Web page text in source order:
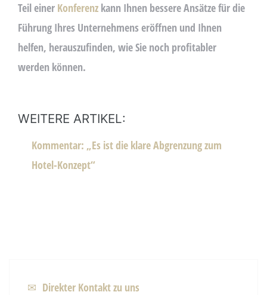
Teil einer Konferenz kann Ihnen bessere Ansätze für die
Führung Ihres Unternehmens eröffnen und Ihnen
helfen, herauszufinden, wie Sie noch profitabler
werden können.
WEITERE ARTIKEL:
Kommentar: „Es ist die klare Abgrenzung zum
Hotel-Konzept“
✉ Direkter Kontakt zu uns